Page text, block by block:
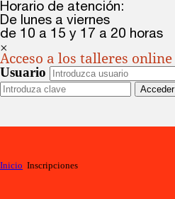
Horario de atención:
De lunes a viernes
de 10 a 15 y 17 a 20 horas
×
Acceso a los talleres online
Usuario
Acceder
Inicio Inscripciones